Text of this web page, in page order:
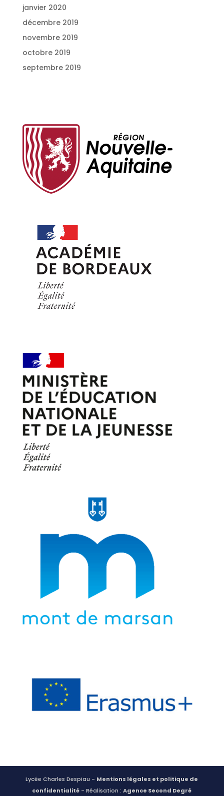
janvier 2020
décembre 2019
novembre 2019
octobre 2019
septembre 2019
Lycée Charles Despiau - Mentions légales et politique de
confidentialité - Réalisation :Agence Second Degré